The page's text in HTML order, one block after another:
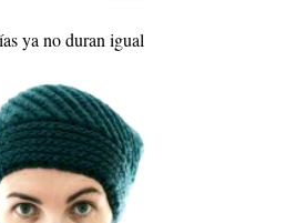
ya no duran igual